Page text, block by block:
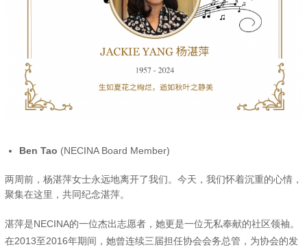
Ben Tao (NECINA Board Member)
两周前，杨湛萍女士永远地离开了我们。今天，我们怀着沉重的心情，
聚集在这里，共同纪念湛萍。
湛萍是NECINA的一位杰出志愿者，她更是一位无私奉献的社区领袖。
在2013至2016年期间，她曾连续三届担任协会会务总管，为协会的发